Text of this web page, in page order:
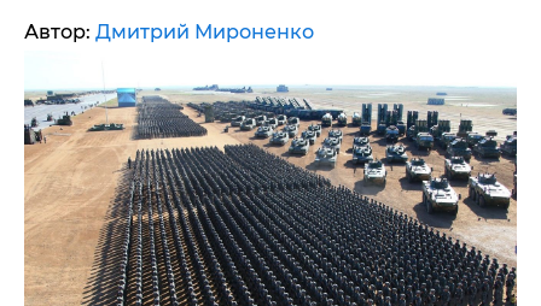
Автор: Дмитрий Мироненко